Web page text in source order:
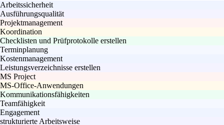
Arbeitssicherheit
Ausführungsqualität
Projektmanagement
Koordination
Checklisten und Prüfprotokolle erstellen
Terminplanung
Kostenmanagement
Leistungsverzeichnisse erstellen
MS Project
MS-Office-Anwendungen
Kommunikationsfähigkeiten
Teamfähigkeit
Engagement
strukturierte Arbeitsweise